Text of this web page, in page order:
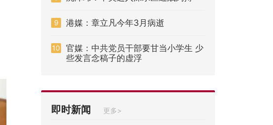
9 港媒：章立凡今年3月病逝
10
官媒：中共党员干部要甘当小学生 少
些发言念稿子的虚浮
即时新闻 更多>